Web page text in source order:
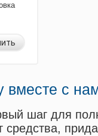
вместе с
шаг для
средства,